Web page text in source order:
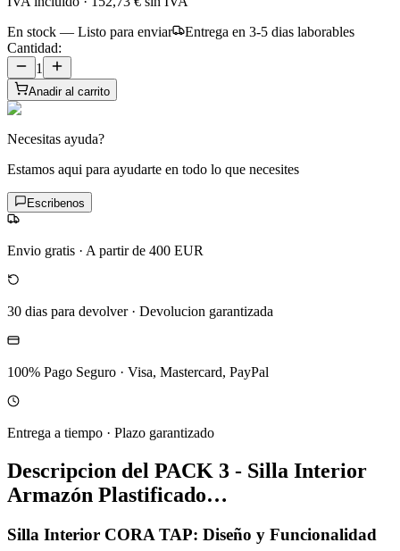
En stock — Listo para enviar
Entrega en 3-5 dias laborables
Cantidad:
1
Anadir al carrito
Necesitas ayuda?
Estamos aqui para ayudarte en todo lo que necesites
Escribenos
Envio gratis · A partir de 400 EUR
30 dias para devolver· Devolucion garantizada
100% Pago Seguro · Visa, Mastercard, PayPal
Entrega a tiempo · Plazo garantizado
Descripcion del PACK 3 - Silla Interior
Armazón Plastificado…
Silla Interior CORA TAP: Diseño y Funcionalidad